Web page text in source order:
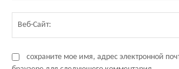
сохраните мое имя, адрес электронной